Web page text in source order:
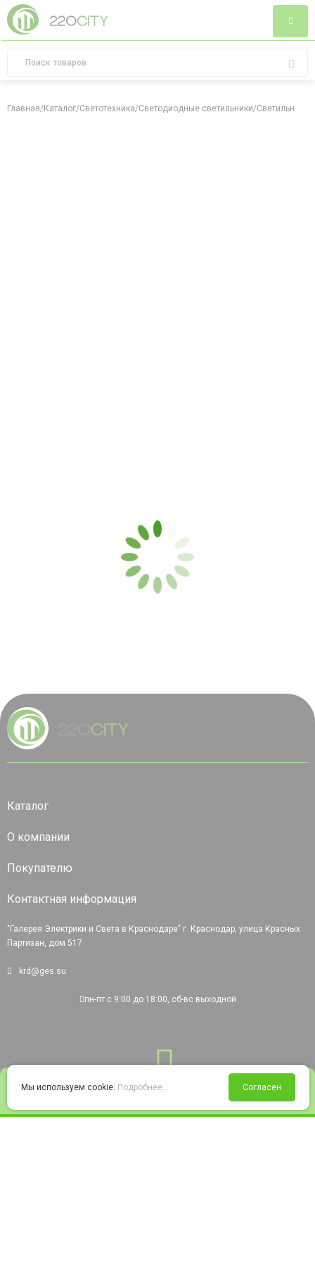
Войти Избранное Корзина
Главная/Каталог/Светотехника/Светодиодные светильники/Светильник
Каталог
О компании
Покупателю
Контактная информация
"Галерея Электрики и Света в Краснодаре" г. Краснодар, улица Красных
Партизан, дом 517
krd@ges.su
пн-пт с 9:00 до 18:00, сб-вс выходной
Мы используем cookie. Подробнее... Согласен